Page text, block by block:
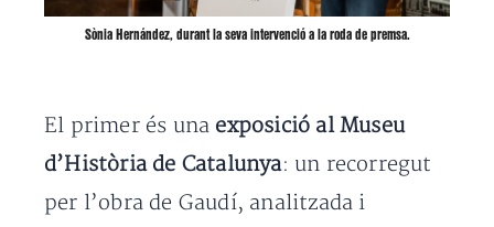
Sònia Hernández, durant la seva intervenció a la roda de premsa.
El primer és una exposició al Museu
d’Història de Catalunya: un recorregut
per l’obra de Gaudí, analitzada i